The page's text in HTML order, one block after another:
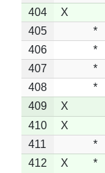
404
X
405
*
406
*
407
*
408
*
409
X
410
X
411
*
412
X *